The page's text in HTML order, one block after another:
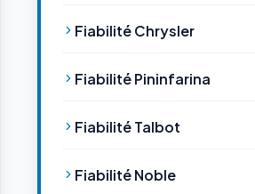
Fiabilité Chrysler
Fiabilité Pininfarina
Fiabilité Talbot
Fiabilité Noble